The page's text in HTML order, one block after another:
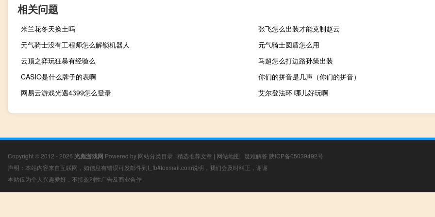
相关问题
米兰花冬天换土吗
张飞怎么出装才能克制赵云
元气骑士没有工程师怎么解锁机器人
元气骑士圆盾怎么用
云顶之弈玩狂暴有经验么
马超怎么打边路孙策出装
CASIO是什么牌子的表啊
你们的拼音是几声（你们的拼音）
网易云游戏光遇4399怎么登录
艾尔登法环 哪儿好玩啊
Copyright © 2012 - 2026 光彪游戏网 Powered by 网站分类目录 | 精选推荐文章 | 网站地图 | 疑难解答 陕ICP备05039492号
声明：本站内容来自互联网，如信息有错误可发邮件到f_fb#foxmail.com说明，我们会及时纠正，谢谢
本站仅为个人兴趣爱好，不接盈利性广告及商业合作